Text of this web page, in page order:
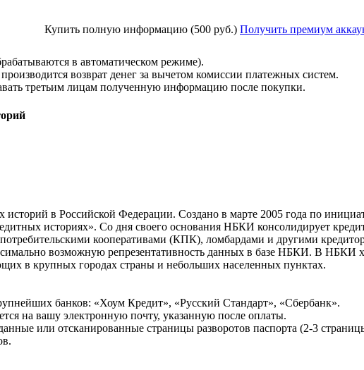
Купить полную информацию (500 руб.) Получить премиум
в автоматическом режиме).
возврат денег за вычетом комиссии платежных систем.
третьим лицам полученную информацию после покупки.
в Российской Федерации. Создано в марте 2005 года по
историях». Со дня своего основания НБКИ консолидирует
кооперативами (КПК), ломбардами и другими
возможную репрезентативность данных в базе НБКИ. В
в крупных городах страны и небольших населенных пунктах.
банков: «Хоум Кредит», «Русский Стандарт», «Сбербанк».
на вашу электронную почту, указанную после оплаты.
или отсканированные страницы разворотов паспорта (2-3